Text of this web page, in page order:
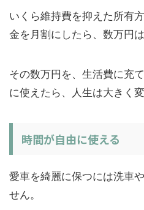
いくら維持費を抑えた所有
金を月割にしたら、数万円
その数万円を、生活費に充
に使えたら、人生は大きく変
時間が自由に使える
愛車を綺麗に保つには洗車
せん。